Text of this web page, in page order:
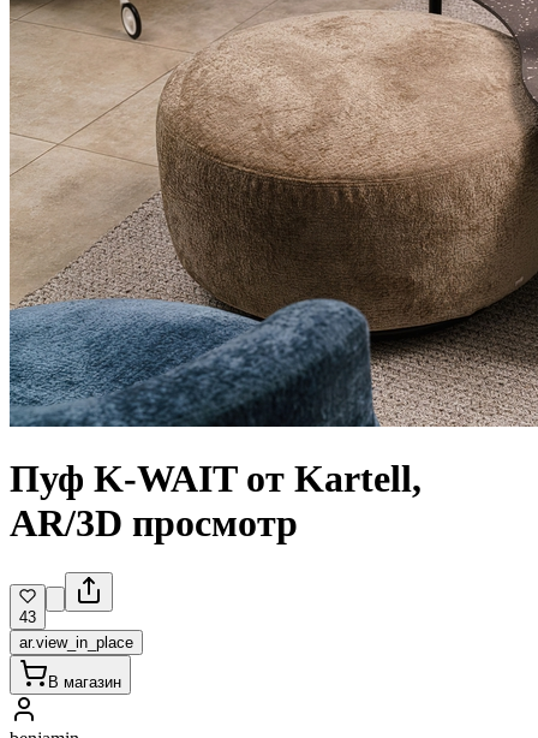
Пуф K-WAIT от Kartell,
AR/3D просмотр
43
ar.view_in_place
В магазин